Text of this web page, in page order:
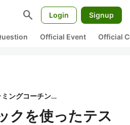
search Login Signup
Official Event Official
JISOU | Reactプログラミングコーチング
クを使ったテス